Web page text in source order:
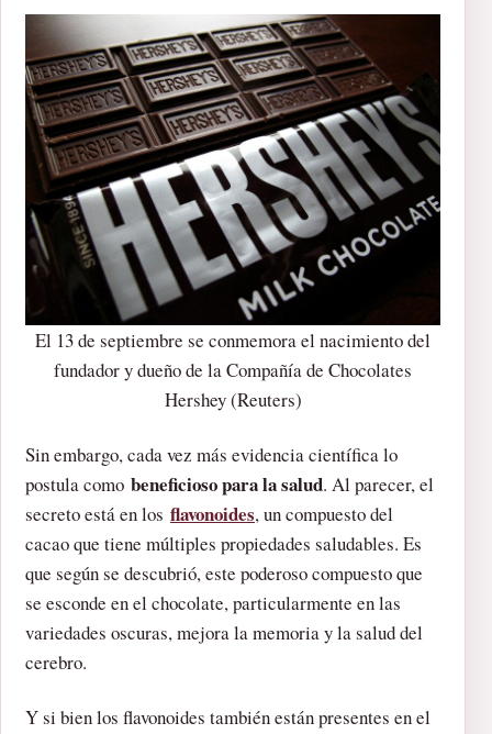
El 13 de septiembre se conmemora el nacimiento del
fundador y dueño de la Compañía de Chocolates
Hershey (Reuters)
Sin embargo, cada vez más evidencia científica lo
postula como beneficioso para la salud. Al parecer, el
secreto está en los flavonoides, un compuesto del
cacao que tiene múltiples propiedades saludables. Es
que según se descubrió, este poderoso compuesto que
se esconde en el chocolate, particularmente en las
variedades oscuras, mejora la memoria y la salud del
cerebro.
Y si bien los flavonoides también están presentes en el